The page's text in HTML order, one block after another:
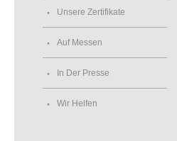
Unsere Zertifikate
Auf Messen
In Der Presse
Wir Helfen